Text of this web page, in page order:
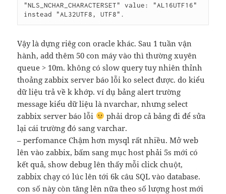
"NLS_NCHAR_CHARACTERSET" value: "AL16UTF16"
instead "AL32UTF8, UTF8".
Vậy là dựng riêg con oracle khác. Sau 1 tuần vận
hành, add thêm 50 con máy vào thì thường xuyên
queue > 10m. không có slow query tuy nhiên thỉnh
thoảng zabbix server báo lỗi ko select được. do kiểu
dữ liệu trả về k khớp. ví dụ bảng alert trường
message kiểu dữ liệu là nvarchar, nhưng select
zabbix server báo lỗi
phải drop cả bảng đi để sửa
lại cái trường đó sang varchar.
– perfomance Chậm hơn mysql rất nhiều. Mở web
lên vào zabbix, bấm sang mục host phải 5s mới có
kết quả, show debug lên thấy mỗi click chuột,
zabbix chạy có lúc lên tới 6k câu SQL vào database.
con số này còn tăng lên nữa theo số lượng host mới